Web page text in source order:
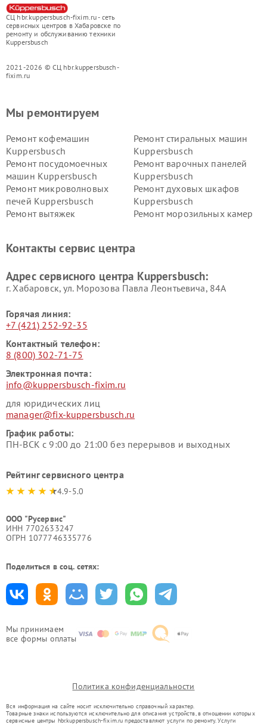
СЦ hbr.kuppersbusch-fixim.ru - сеть
сервисных центров в Хабаровске по
ремонту и обслуживанию техники
Kuppersbusch
2021-2026 © СЦ hbr.kuppersbusch-
fixim.ru
Мы принимаем
все формы оплаты
Мы ремонтируем
Ремонт кофемашин
Kuppersbusch
Ремонт стиральных машин
Kuppersbusch
Ремонт посудомоечных
машин Kuppersbusch
Ремонт варочных панелей
Kuppersbusch
Ремонт микроволновых
печей Kuppersbusch
Ремонт духовых шкафов
Kuppersbusch
Ремонт вытяжек
Ремонт морозильных камер
Kuppersbusch
вакуумных упаковщиков
Ремонт сушильных машин Kuppersbusch
Контакты сервис центра
Адрес сервисного центра Kuppersbusch:
г. Хабаровск, ул. Морозова Павла Леонтьевича, 84А
Горячая линия:
+7 (421) 252-92-35
Контактный телефон:
8 (800) 302-71-75
Электронная почта:
info@kuppersbusch-fixim.ru
для юридических лиц
manager@fix-kuppersbusch.ru
График работы:
ПН-ВСК с 9:00 до 21:00 без перерывов и выходных
Рейтинг сервисного центра
4.9-5.0
ООО "Русервис"
ИНН 7702633247
ОГРН 1077746335776
Поделиться в соц. сетях:
Политика конфиденциальности
Вся информация на сайте носит исключительно справочный характер.
Товарные знаки используются исключительно для описания устройств, в отношении которых
сервисные центры hbr.kuppersbusch-fixim.ru предоставляют услуги по ремонту. Услуги